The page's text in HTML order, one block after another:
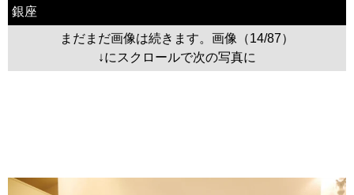
銀座
まだまだ画像は続きます。画像（14/87）
↓にスクロールで次の写真に